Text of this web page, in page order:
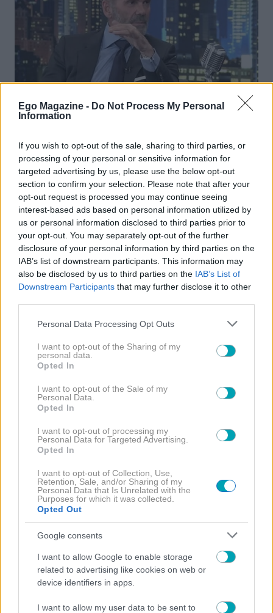
Ego Magazine - Do Not Process My Personal
Information
If you wish to opt-out of the sale, sharing to third parties, or
processing of your personal or sensitive information for
targeted advertising by us, please use the below opt-out
section to confirm your selection. Please note that after your
opt-out request is processed you may continue seeing
interest-based ads based on personal information utilized by
us or personal information disclosed to third parties prior to
your opt-out. You may separately opt-out of the further
disclosure of your personal information by third parties on the
IAB’s list of downstream participants. This information may
also be disclosed by us to third parties on the IAB’s List of
Downstream Participants that may further disclose it to other
Please note that this website/app uses one or more Google
not limited to your visit or usage behaviour. You may click to
grant or deny consent to Google and its third-party tags to
use your data for below specified purposes in below Google
consent section.
Personal Data Processing Opt Outs
I want to opt-out of the Sharing of my
personal data.
Opted In
I want to opt-out of the Sale of my
Personal Data.
Opted In
I want to opt-out of processing my
Personal Data for Targeted Advertising.
Opted In
I want to opt-out of Collection, Use,
Retention, Sale, and/or Sharing of my
Personal Data that Is Unrelated with the
Purposes for which it was collected.
Opted Out
Google consents
I want to allow Google to enable storage
related to advertising like cookies on web or
device identifiers in apps.
I want to allow my user data to be sent to
Πέτρος Κωστόπουλος: Η συγκινητική φωτογραφία
από τον γάμο της κόρης του – «Υπάρχουν μέρες που
δεν ξεχνάς ποτέ»
Τζούλια Νόβα: Ποζάρει με μπικίνι στην Πάρο και
εντυπωσιάζει με τις καλοκαιρινές της φωτογραφίες